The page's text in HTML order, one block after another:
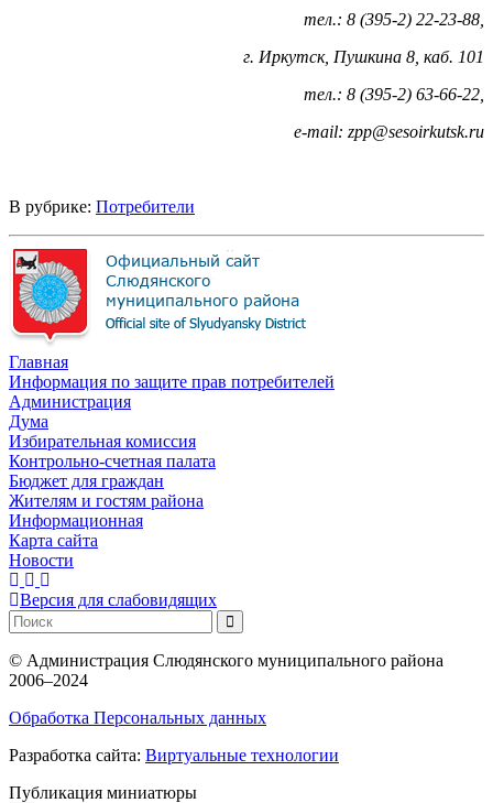
тел.: 8 (395-2) 22-23-88,
г. Иркутск, Пушкина 8, каб. 101
тел.: 8 (395-2) 63-66-22,
е-mail: zpp@sesoirkutsk.ru
В рубрике: Потребители
Главная
Информация по защите прав потребителей
Администрация
Дума
Избирательная комиссия
Контрольно-счетная палата
Бюджет для граждан
Жителям и гостям района
Информационная
Карта сайта
Новости
Версия для слабовидящих
© Администрация Слюдянского муниципального района
2006–2024
Обработка Персональных данных
Разработка сайта: Виртуальные технологии
Публикация миниатюры